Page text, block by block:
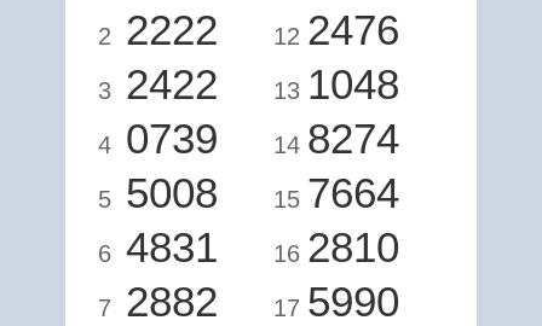
2 2222
3 2422
4 0739
5 5008
6 4831
7 2882
12 2476
13 1048
14 8274
15 7664
16 2810
17 5990